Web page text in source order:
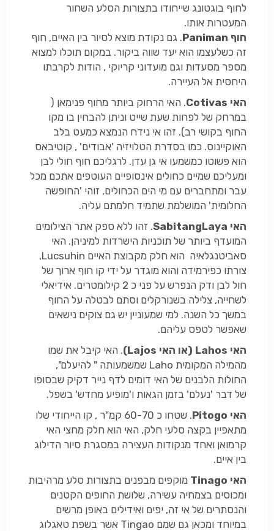
לחוף בוגטונג שייחודו בתצורות הסלע השחור
המעטרות אותו.
חוף Paniman. גם נקודת מוצא לסיור בין האיים, חוף
זה כשלעצמו הוא יעד שווה ביקור. במקום תוכלו למצוא
מספר מסעדות וגם מועדוני קריוקי , הודות לקרבתו
היחסית אל העיירה.
האי Cotivas. האי הרחוק ביותר מחוף פנימאן (
במרחק של לפחות שעת שייט וניתן להבחין בו מקו
החוף בקושי רב). זהו אי נידח הנמצא כמעט בלב
האוקיינוס. כמו בסדרת הטלויזיה 'אבודים' , קוטיבאס
הוא פשוטו כמשמעו אי גן עדן. לרגליכם חוף חולי לבן
ומעליכם שמיים כחולים אינסופיים העוטפים אתכם מכל
עבר ומתחברים עם מי הים הכחולים, זוהי 'החופשה
החלומית' המושלמת שתמיד חלמתם עליה.
האי SabitangLaya. זהו ללא ספק אתר הצילומים
המועדף ביותר של תוכניות הישרדות למיניהן. האי
סאביטנגלאיה הוא חלק מקבוצת האיים Lucsuhin,
צורתו כפירמידה והוא מוגדר על ידי קו חוף ארוך של
חול לבן ודק הנפרש על פני כ 2 קילומטרים. אידיאלי
לשחייה, צלילה בשנורקלים וסתם לבטלה על החוף
במשך כל השנה. למי שמעוניין יש גם צוקים נישאים
שאפשר לטפס עליהם.
האי Lahos (או האי Lajos
). האי קיבל את שמו
מהמילה המקומית Laho שמשמעותה " להיעלם",
החולות הלבנים של האי דומים לדף נייר דקיק שבסופו
של דבר 'נעלם' בזמן הגאות ו'מופיע מחדש' בשפל.
האי Pitogo
. שטחו כ 60-70 קמ"ר , קו הייחודי שלו
מתאפיין בקצה סלעי חלק, האי הוא חלק מחצי האי
קרמואן ואחד מנקודות העצירה במסגרת סיור הדילוג
בין איים.
האי Tinago מוקפים מבפנים בתצורות סלע מרהיבות
ומכוסים בצמחיה עשירה, שלושת החופים הקטנים
והנסתרים של אי זה, יפים ואידילים באופן מרשים
במיוחד ומכאן גם שמם Tingao אשר בשפת טאגלוג